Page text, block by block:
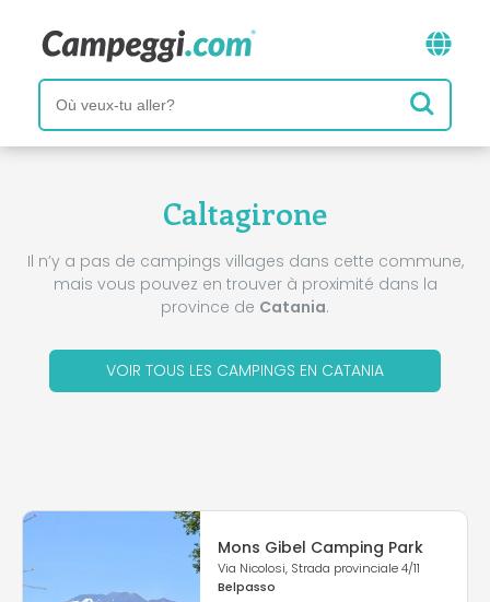
Caltagirone
Il n’y a pas de campings villages dans cette commune,
mais vous pouvez en trouver à proximité dans la
province de Catania.
VOIR TOUS LES CAMPINGS EN CATANIA
Mons Gibel Camping Park
Via Nicolosi, Strada provinciale 4/11
Belpasso